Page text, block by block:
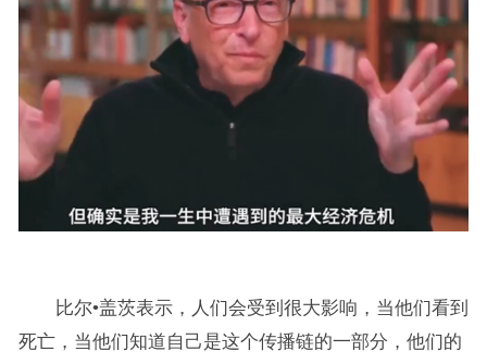
比尔•盖茨表示，人们会受到很大影响，当他们看到
死亡，当他们知道自己是这个传播链的一部分，他们的